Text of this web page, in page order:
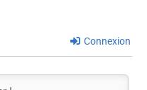
Connexion